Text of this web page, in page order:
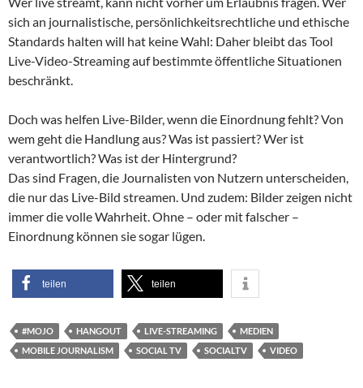
sich an journalistische, persönlichkeitsrechtliche und ethische
Standards halten will hat keine Wahl: Daher bleibt das Tool
Live-Video-Streaming auf bestimmte öffentliche Situationen
beschränkt.
Doch was helfen Live-Bilder, wenn die Einordnung fehlt? Von
wem geht die Handlung aus? Was ist passiert? Wer ist
verantwortlich? Was ist der Hintergrund?
Das sind Fragen, die Journalisten von Nutzern unterscheiden,
die nur das Live-Bild streamen. Und zudem: Bilder zeigen nicht
immer die volle Wahrheit. Ohne – oder mit falscher –
Einordnung können sie sogar lügen.
teilen teilen
#MOJO HANGOUT LIVE-STREAMING
MEDIEN
MOBILE JOURNALISM
SOCIAL TV SOCIALTV VIDEO